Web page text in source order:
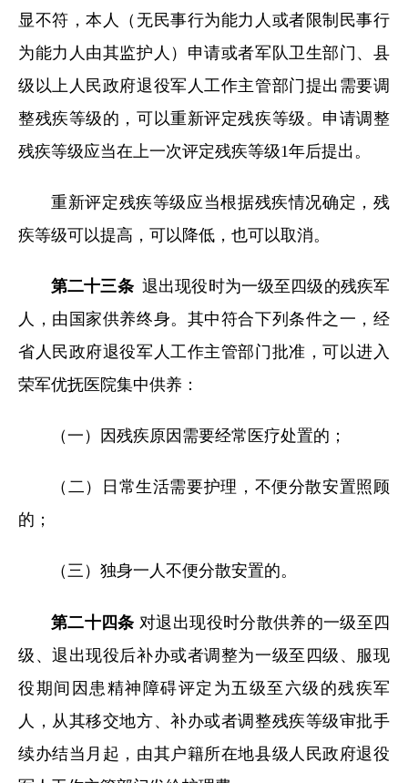
显不符，本人（无民事行为能力人或者限制民事行
为能力人由其监护人）申请或者军队卫生部门、县
级以上人民政府退役军人工作主管部门提出需要调
整残疾等级的，可以重新评定残疾等级。申请调整
残疾等级应当在上一次评定残疾等级1年后提出。
重新评定残疾等级应当根据残疾情况确定，残
疾等级可以提高，可以降低，也可以取消。
第二十三条退出现役时为一级至四级的残疾军
人，由国家供养终身。其中符合下列条件之一，经
省人民政府退役军人工作主管部门批准，可以进入
荣军优抚医院集中供养：
（一）因残疾原因需要经常医疗处置的；
（二）日常生活需要护理，不便分散安置照顾
的；
（三）独身一人不便分散安置的。
第二十四条 对退出现役时分散供养的一级至四
级、退出现役后补办或者调整为一级至四级、服现
役期间因患精神障碍评定为五级至六级的残疾军
人，从其移交地方、补办或者调整残疾等级审批手
续办结当月起，由其户籍所在地县级人民政府退役